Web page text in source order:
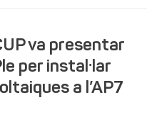
va presentar
per instal·lar
a l’AP7